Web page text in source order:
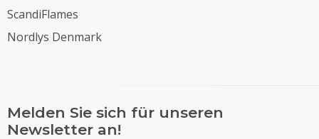
ScandiFlames
Nordlys Denmark
Melden Sie sich für unseren
Newsletter an!